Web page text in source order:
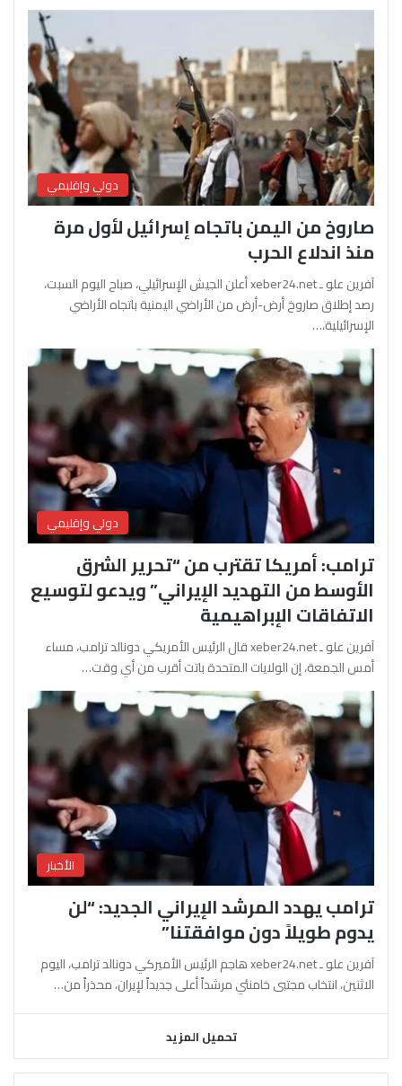
دولي وإقليمي
صاروخ من اليمن باتجاه إسرائيل لأول مرة
منذ اندلاع الحرب
آفرين علو ـ xeber24.net أعلن الجيش الإسرائيلي، صباح اليوم السبت،
رصد إطلاق صاروخ أرض-أرض من الأراضي اليمنية باتجاه الأراضي
الإسرائيلية،…
دولي وإقليمي
ترامب: أمريكا تقترب من “تحرير الشرق
الأوسط من التهديد الإيراني” ويدعو لتوسيع
الاتفاقات الإبراهيمية
آفرين علو ـ xeber24.net قال الرئيس الأمريكي دونالد ترامب، مساء
أمس الجمعة، إن الولايات المتحدة باتت أقرب من أي وقت…
الأخبار
ترامب يهدد المرشد الإيراني الجديد: “لن
يدوم طويلاً دون موافقتنا”
آفرين علو ـ xeber24.net هاجم الرئيس الأميركي دونالد ترامب، اليوم
الاثنين، انتخاب مجتبى خامنئي مرشداً أعلى جديداً لإيران، محذراً من…
تحميل المزيد